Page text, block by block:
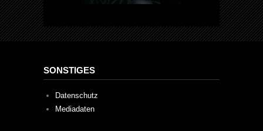
SONSTIGES
Datenschutz
Mediadaten